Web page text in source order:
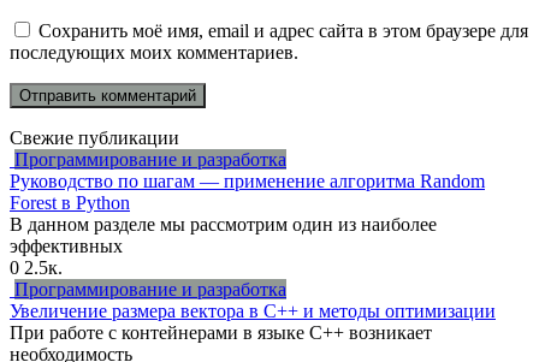
Сохранить моё имя, email и адрес сайта в этом браузере для
последующих моих комментариев.
Свежие публикации
Программирование и разработка
Руководство по шагам — применение алгоритма Random
Forest в Python
В данном разделе мы рассмотрим один из наиболее
эффективных
0 2.5к.
Программирование и разработка
Увеличение размера вектора в C++ и методы оптимизации
При работе с контейнерами в языке C++ возникает
необходимость